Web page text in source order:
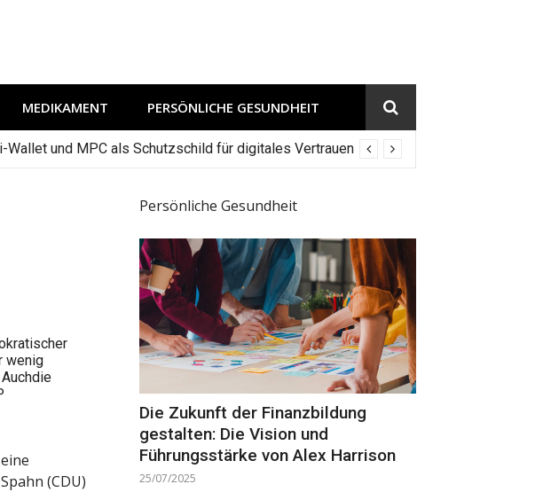
MEDIKAMENT PERSÖNLICHE GESUNDHEIT
und MPC als Schutzschild für digitales Vertrauen
wenig
(CDU)
Persönliche Gesundheit
Die Zukunft der Finanzbildung
gestalten: Die Vision und
Führungsstärke von Alex Harrison
25/07/2025